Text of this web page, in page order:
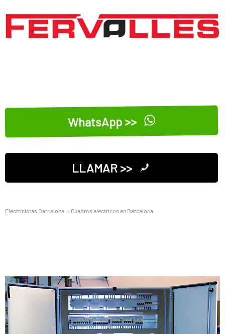
WhatsApp >>
LLAMAR >>
Electricistas Barcelona Cuadros electricos en Barcelona